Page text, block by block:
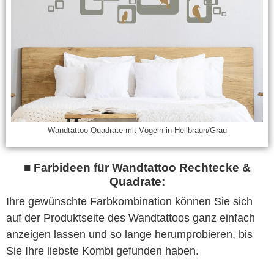
Wandtattoo Quadrate mit Vögeln in Hellbraun/Grau
■ Farbideen für Wandtattoo Rechtecke &
Quadrate:
Ihre gewünschte Farbkombination können Sie sich
auf der Produktseite des Wandtattoos ganz einfach
anzeigen lassen und so lange herumprobieren, bis
Sie Ihre liebste Kombi gefunden haben.